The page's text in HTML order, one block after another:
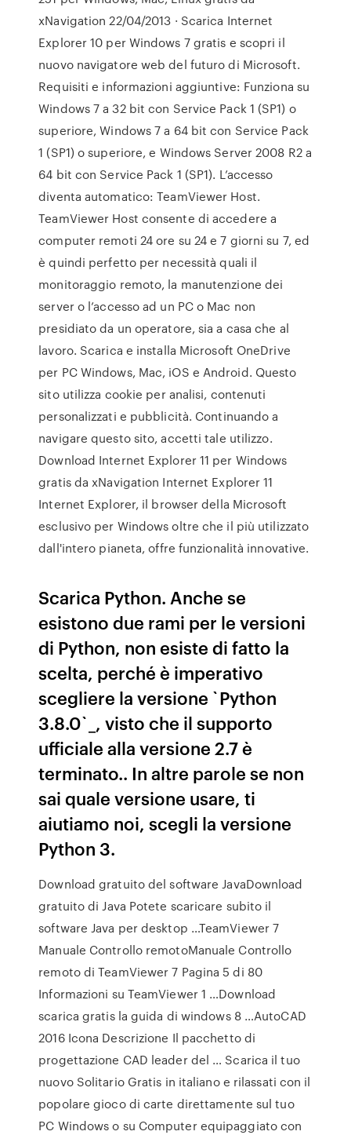
xNavigation 22/04/2013 · Scarica Internet
Explorer 10 per Windows 7 gratis e scopri il
nuovo navigatore web del futuro di Microsoft.
Requisiti e informazioni aggiuntive: Funziona su
Windows 7 a 32 bit con Service Pack 1 (SP1) o
superiore, Windows 7 a 64 bit con Service Pack
1 (SP1) o superiore, e Windows Server 2008 R2 a
64 bit con Service Pack 1 (SP1). L’accesso
diventa automatico: TeamViewer Host.
TeamViewer Host consente di accedere a
computer remoti 24 ore su 24 e 7 giorni su 7, ed
è quindi perfetto per necessità quali il
monitoraggio remoto, la manutenzione dei
server o l’accesso ad un PC o Mac non
presidiato da un operatore, sia a casa che al
lavoro. Scarica e installa Microsoft OneDrive
per PC Windows, Mac, iOS e Android. Questo
sito utilizza cookie per analisi, contenuti
personalizzati e pubblicità. Continuando a
navigare questo sito, accetti tale utilizzo.
Download Internet Explorer 11 per Windows
gratis da xNavigation Internet Explorer 11
Internet Explorer, il browser della Microsoft
esclusivo per Windows oltre che il più utilizzato
dall'intero pianeta, offre funzionalità innovative.
Scarica Python. Anche se
esistono due rami per le versioni
di Python, non esiste di fatto la
scelta, perché è imperativo
scegliere la versione `Python
3.8.0`_, visto che il supporto
ufficiale alla versione 2.7 è
terminato.. In altre parole se non
sai quale versione usare, ti
aiutiamo noi, scegli la versione
Python 3.
Download gratuito del software JavaDownload
gratuito di Java Potete scaricare subito il
software Java per desktop …TeamViewer 7
Manuale Controllo remotoManuale Controllo
remoto di TeamViewer 7 Pagina 5 di 80
Informazioni su TeamViewer 1 …Download
scarica gratis la guida di windows 8 …AutoCAD
2016 Icona Descrizione Il pacchetto di
progettazione CAD leader del … Scarica il tuo
nuovo Solitario Gratis in italiano e rilassati con il
popolare gioco di carte direttamente sul tuo
PC Windows o su Computer equipaggiato con